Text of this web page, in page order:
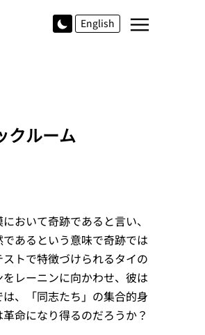
English ≡
クルーム
おいて奇跡であると言い、
あるという意味で奇跡では
トで特徴づけられるタイの
レーニンに向かわせ、彼は
、「同志たち」の集合的身
命になり得るのだろうか？